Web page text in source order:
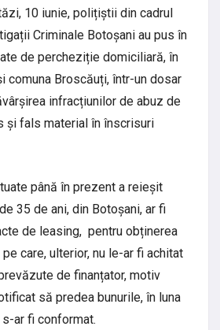
10 iunie, polițiștii din cadrul
Criminale Botoșani au pus în
de percheziție domiciliară, în
comuna Broscăuți, într-un dosar
infracțiunilor de abuz de
și fals material în înscrisuri
până în prezent a reieșit
35 de ani, din Botoșani, ar fi
de leasing, pentru obținerea
care, ulterior, nu le-ar fi achitat
de finanțator, motiv
să predea bunurile, în luna
s-ar fi conformat.